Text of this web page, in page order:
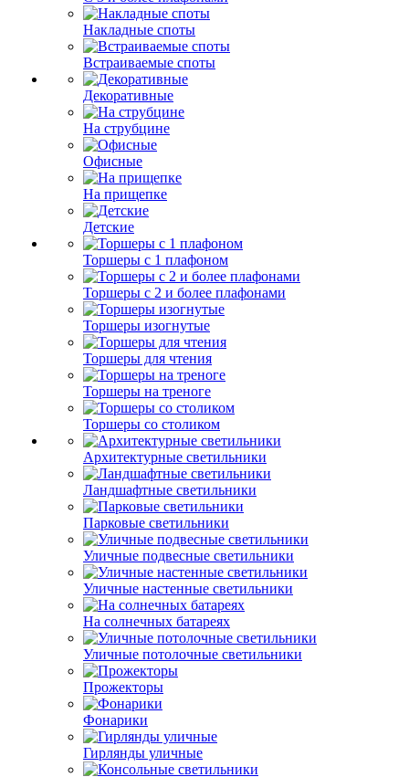
Накладные споты
Встраиваемые споты
Декоративные
На струбцине
Офисные
На прищепке
Детские
Торшеры с 1 плафоном
Торшеры с 2 и более плафонами
Торшеры изогнутые
Торшеры для чтения
Торшеры на треноге
Торшеры со столиком
Архитектурные светильники
Ландшафтные светильники
Парковые светильники
Уличные подвесные светильники
Уличные настенные светильники
На солнечных батареях
Уличные потолочные светильники
Прожекторы
Фонарики
Гирлянды уличные